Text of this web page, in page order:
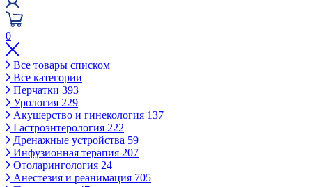
0
Все товары списком
Все категории
Перчатки 393
Урология 229
Акушерство и гинекология 137
Гастроэнтерология 222
Дренажные устройства 59
Инфузионная терапия 207
Отоларингология 24
Анестезия и реанимация 705